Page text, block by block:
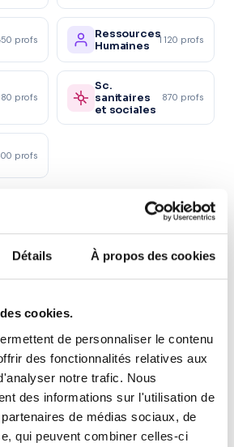
Détails À propos des cookies
cookies.
de personnaliser le contenu
des fonctionnalités relatives aux
notre trafic. Nous
des informations sur l'utilisation de
de médias sociaux, de
qui peuvent combiner celles-ci
profs
Ressources
Humaines
1 120 profs
profs
Sc.
sanitaires
et sociales
870 profs
profs